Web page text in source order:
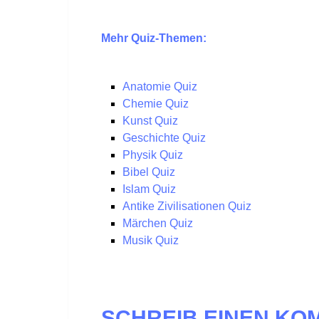
Mehr Quiz-Themen:
Anatomie Quiz
Chemie Quiz
Kunst Quiz
Geschichte Quiz
Physik Quiz
Bibel Quiz
Islam Quiz
Antike Zivilisationen Quiz
Märchen Quiz
Musik Quiz